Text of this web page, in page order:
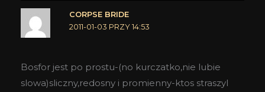
CORPSE BRIDE
2011-01-03 PRZY 14:53
Bosfor jest po prostu-(no kurczatko,nie lubie
slowa)sliczny,redosny i promienny-ktos straszyl